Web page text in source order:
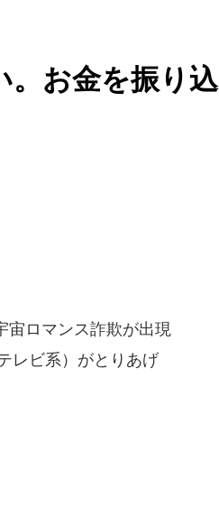
。お金を振り込
宙ロマンス詐欺が出現
レビ系）がとりあげ